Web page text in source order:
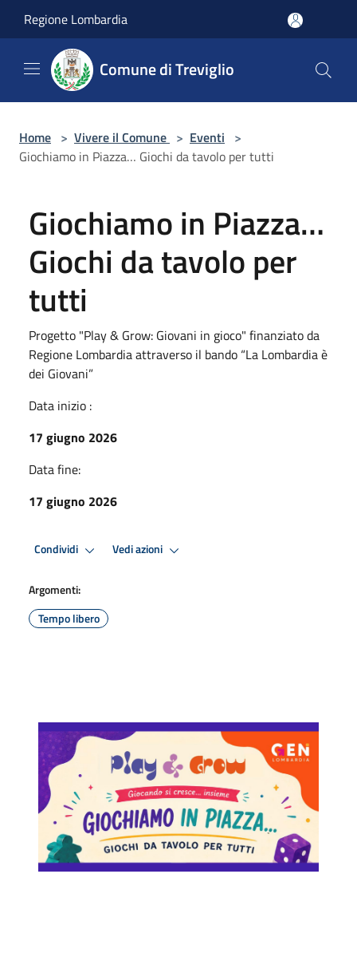
Regione Lombardia
Comune di Treviglio
Home > Vivere il Comune > Eventi >
Giochiamo in Piazza… Giochi da tavolo per tutti
Giochiamo in Piazza…
Giochi da tavolo per
tutti
Progetto "Play & Grow: Giovani in gioco" finanziato da
Regione Lombardia attraverso il bando “La Lombardia è
dei Giovani”
Data inizio :
17 giugno 2026
Data fine:
17 giugno 2026
Condividi Vedi azioni
Argomenti:
Tempo libero